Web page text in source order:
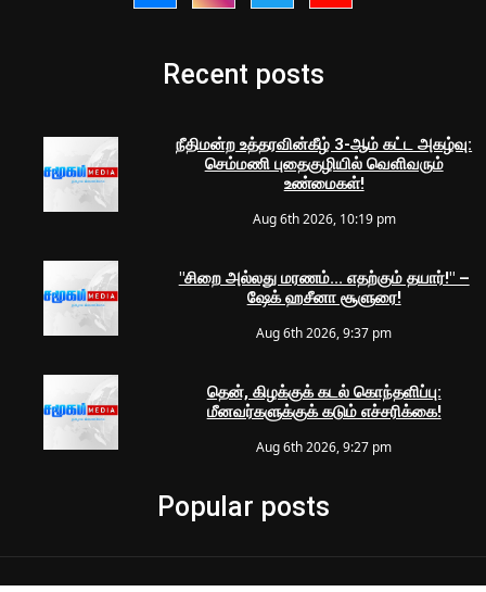
Recent posts
நீதிமன்ற உத்தரவின்கீழ் 3-ஆம் கட்ட அகழ்வு:
செம்மணி புதைகுழியில் வெளிவரும்
உண்மைகள்!
Aug 6th 2026, 10:19 pm
"சிறை அல்லது மரணம்... எதற்கும் தயார்!" –
ஷேக் ஹசீனா சூளுரை!
Aug 6th 2026, 9:37 pm
தென், கிழக்குக் கடல் கொந்தளிப்பு:
மீனவர்களுக்குக் கடும் எச்சரிக்கை!
Aug 6th 2026, 9:27 pm
Popular posts